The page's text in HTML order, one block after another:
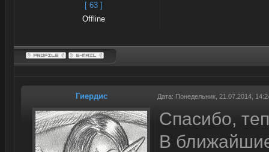
[ 63 ]
Offline
Гиердис Дата: Понедельник, 21.07.2014,
Спасибо,
В